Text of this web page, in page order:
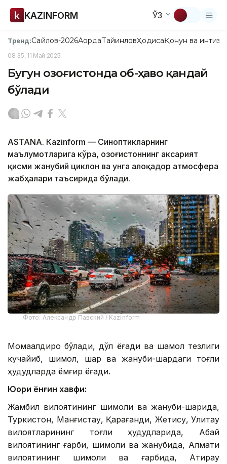
KAZINFORM ЎЗ
Тренд:Сайлов-2026АқордаТайинловҲодисаҚонун ва
08:35, 11 Май 2025
Бугун Қозоғистонда об-ҳаво қандай
бўлади
ASTANА. Кazinform — Синоптикларнинг
маълумотларига кўра, Қозоғистоннинг аксарият
қисми жанубий циклон ва унга алоқадор атмосфера
жабҳалари таъсирида бўлади.
Фото: Александр Павский / Kazinform
Момақалдироқ бўлади, дўл ёғади ва шамол тезлиги
кучайиб, шимол, шарқ ва жануби-шарқдаги тоғли
ҳудудларда ёмғир ёғади.
Юқори ёнғин хавфи:
Жамбил вилоятининг шимоли ва жануби-шарқида,
Туркистон, Манғистау, Қарағанди, Жетису, Улитау
вилоятларининг тоғли ҳудудларида, Абай
вилоятининг ғарби, шимоли ва жанубида, Алмати
вилоятининг шимоли ва ғарбида, Атирау